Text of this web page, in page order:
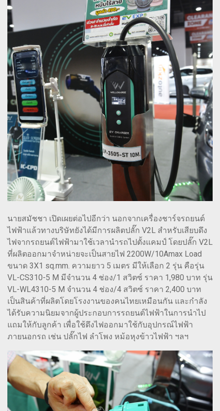
นายสมัชชา เปิดเผยต่อไปอีกว่า นอกจากเครื่องชาร์จรถยนต์
ไฟฟ้าแล้วทางบริษัทยังได้มีการผลิตปลั๊ก V2L สำหรับเสียบดึง
ไฟจากรถยนต์ไฟฟ้ามาใช้เวลานำรถไปตั้งแคมป์ โดยปลั๊ก V2L
ที่ผลิตออกมาจำหน่ายจะเป็นสายไฟ 2200W/10Amax Load
ขนาด 3X1 sq.mm. ความยาว 5 เมตร มีให้เลือก 2 รุ่น คือรุ่น
VL-CS310-5 M มีจำนวน 4 ช่อง/1 สวิตซ์ ราคา 1,980 บาท รุ่น
VL-WL4310-5 M จำนวน 4 ช่อง/4 สวิตซ์ ราคา 2,400 บาท
เป็นสินค้าที่ผลิตโดยโรงงานของคนไทยเหมือนกัน และกำลัง
ได้รับความนิยมจากผู้ประกอบการรถยนต์ไฟฟ้าในการนำไป
แถมให้กับลูกค้า เพื่อใช้ดึงไฟออกมาใช้กับอุปกรณ์ไฟฟ้า
ภายนอกรถ เช่น ปลั๊กไฟ ลำโพง หม้อหุงข้าวไฟฟ้า ฯลฯ